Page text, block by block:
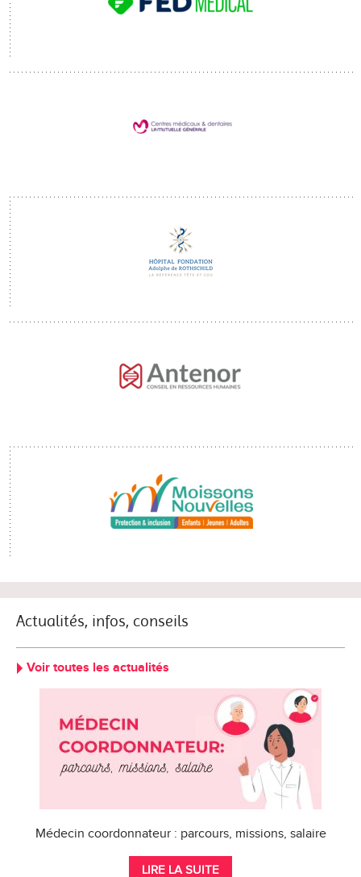
Actualités, infos, conseils
Voir toutes les actualités
Médecin coordonnateur : parcours, missions, salaire
LIRE LA SUITE